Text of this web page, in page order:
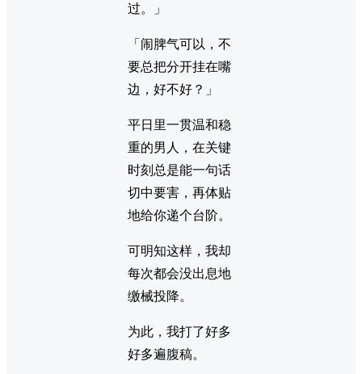
过。」
「闹脾气可以，不
要总把分开挂在嘴
边，好不好？」
平日里一贯温和稳
重的男人，在关键
时刻总是能一句话
切中要害，再体贴
地给你递个台阶。
可明知这样，我却
每次都会没出息地
缴械投降。
为此，我打了好多
好多遍腹稿。